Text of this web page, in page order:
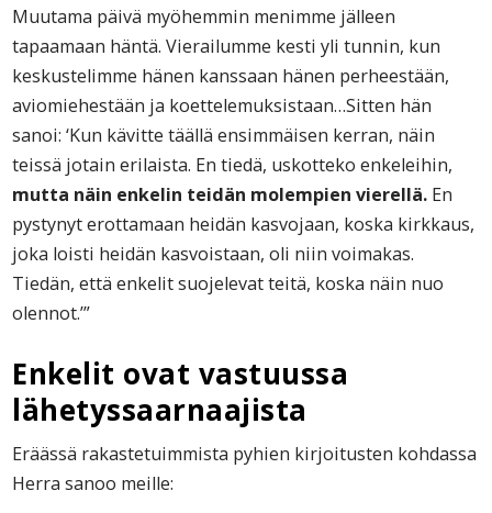
Muutama päivä myöhemmin menimme jälleen
tapaamaan häntä. Vierailumme kesti yli tunnin, kun
keskustelimme hänen kanssaan hänen perheestään,
aviomiehestään ja koettelemuksistaan…Sitten hän
sanoi: ‘Kun kävitte täällä ensimmäisen kerran, näin
teissä jotain erilaista. En tiedä, uskotteko enkeleihin,
mutta näin enkelin teidän molempien vierellä. En
pystynyt erottamaan heidän kasvojaan, koska kirkkaus,
joka loisti heidän kasvoistaan, oli niin voimakas.
Tiedän, että enkelit suojelevat teitä, koska näin nuo
olennot.’”
Enkelit ovat vastuussa
lähetyssaarnaajista
Eräässä rakastetuimmista pyhien kirjoitusten kohdassa
Herra sanoo meille: